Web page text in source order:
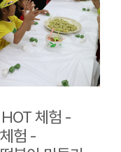
체험 -
험 -